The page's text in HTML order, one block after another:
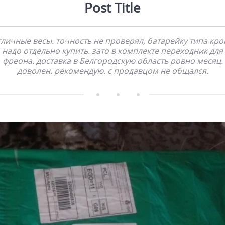
Post Title
весы. точность не проверял, батарейку типа
надо отдельно купить. зато в комплекте переходник для
фреона. доставка в Белгородскую область ровно месяц.
доволен. рекомендую. с продавцом не общался.